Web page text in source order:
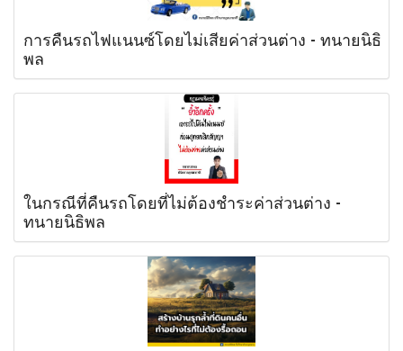
การคืนรถไฟแนนซ์โดยไม่เสียค่าส่วนต่าง - ทนายนิธิ
พล
ในกรณีที่คืนรถโดยที่ไม่ต้องชำระค่าส่วนต่าง -
ทนายนิธิพล